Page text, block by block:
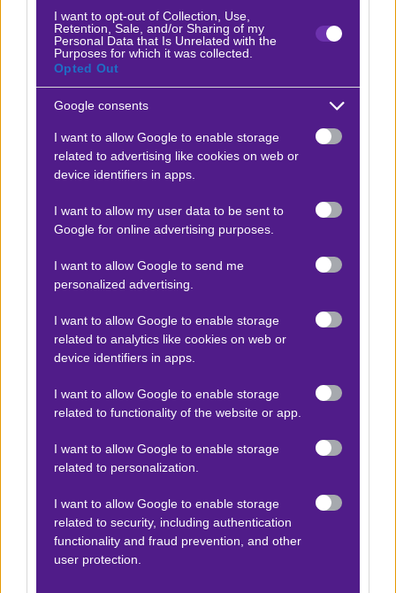
I want to opt-out of Collection, Use,
Retention, Sale, and/or Sharing of my
Personal Data that Is Unrelated with the
Purposes for which it was collected.
Opted Out
Google consents
I want to allow Google to enable storage
related to advertising like cookies on web or
device identifiers in apps.
I want to allow my user data to be sent to
Google for online advertising purposes.
I want to allow Google to send me
personalized advertising.
I want to allow Google to enable storage
related to analytics like cookies on web or
device identifiers in apps.
I want to allow Google to enable storage
related to functionality of the website or app.
I want to allow Google to enable storage
related to personalization.
I want to allow Google to enable storage
related to security, including authentication
functionality and fraud prevention, and other
user protection.
Κάουνας, η χαλάρωση που επέδειξε οδήγησε σε
ισοφάριση, γεγονός που υπογραμμίζει την ανάγκη
για μεγαλύτερη πειθαρχία και συγκέντρωση.
Αγωνιστικά Νέα
Η επιστροφή του Φ. Ντε Γιονγκ και του Φρίμπονγκ
ενισχύει τις επιλογές στη μεσαία γραμμή και την
άμυνα, ενώ οι απουσίες των Ντε Λίχτ, Στάιν και
Λανγκ δημιουργούν προκλήσεις που πρέπει να
αντιμετωπιστούν. Ο τραυματισμός του Κ. Τίμπερ
και η απουσία του Μέιρντινκ, που είχε κληθεί για
πρώτη φορά, προσθέτουν επιπλέον πίεση στην
ομάδα. Ωστόσο, η παρουσία του Ντεπάι, που
επέστρεψε από τη Βραζιλία, προσφέρει μια
σημαντική επιθετική επιλογή.
Η Ολλανδία έχει δείξει ότι μπορεί να ανταπεξέλθει
σε δύσκολες καταστάσεις, αλλά η ανάγκη για
τη διατήρηση της θέσης της στην κορυφή. Η
για την πορεία της ομάδας, με την Ολλανδία να
επιδιώκει να διατηρήσει το αήττητο σερί της και
να ενισχύσει τη θέση της στον όμιλο.